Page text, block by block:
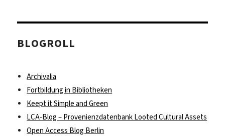
BLOGROLL
Archivalia
Fortbildung in Bibliotheken
Keept it Simple and Green
LCA-Blog – Provenienzdatenbank Looted Cultural Assets
Open Access Blog Berlin